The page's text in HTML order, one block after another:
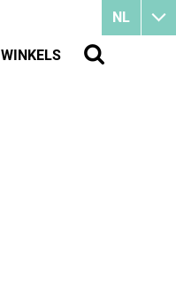
NL
WINKELS